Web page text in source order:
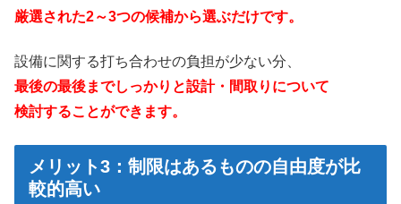
厳選された2～3つの候補から選ぶだけです。
設備に関する打ち合わせの負担が少ない分、
最後の最後までしっかりと設計・間取りについて
検討することができます。
メリット3：制限はあるものの自由度が比
較的高い